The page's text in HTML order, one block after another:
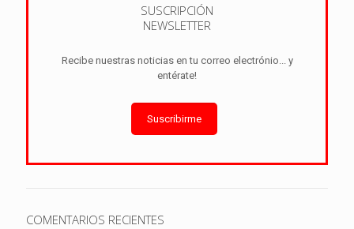
SUSCRIPCIÓN
NEWSLETTER
Recibe nuestras noticias en tu correo electrónio... y
entérate!
Suscribirme
COMENTARIOS RECIENTES